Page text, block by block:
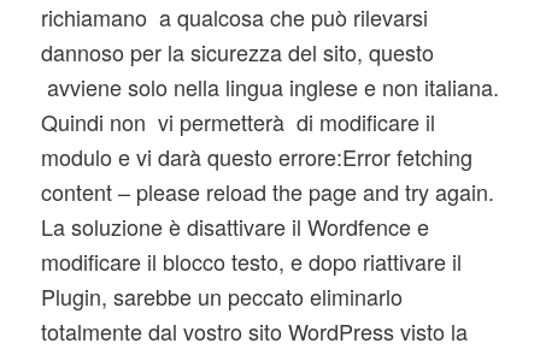
richiamano a qualcosa che può rilevarsi
dannoso per la sicurezza del sito, questo
avviene solo nella lingua inglese e non italiana.
Quindi non vi permetterà di modificare il
modulo e vi darà questo errore:Error fetching
content – please reload the page and try again.
La soluzione è disattivare il Wordfence e
modificare il blocco testo, e dopo riattivare il
Plugin, sarebbe un peccato eliminarlo
totalmente dal vostro sito WordPress visto la